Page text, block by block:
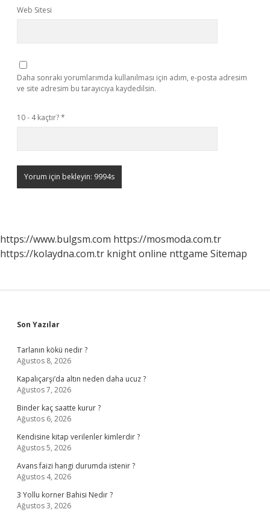
Web Sitesi
Daha sonraki yorumlarımda kullanılması için adım, e-posta adresim
ve site adresim bu tarayıcıya kaydedilsin.
10 - 4 kaçtır?*
https://www.bulgsm.com https://mosmoda.com.tr
https://kolaydna.com.tr knight online nttgame Sitemap
Sidebar
Son Yazılar
Tarlanın kökü nedir ?
Ağustos 8, 2026
Kapalıçarşı’da altın neden daha ucuz ?
Ağustos 7, 2026
Binder kaç saatte kurur ?
Ağustos 6, 2026
Kendisine kitap verilenler kimlerdir ?
Ağustos 5, 2026
Avans faizi hangi durumda istenir ?
Ağustos 4, 2026
3 Yollu korner Bahisi Nedir ?
Ağustos 3, 2026